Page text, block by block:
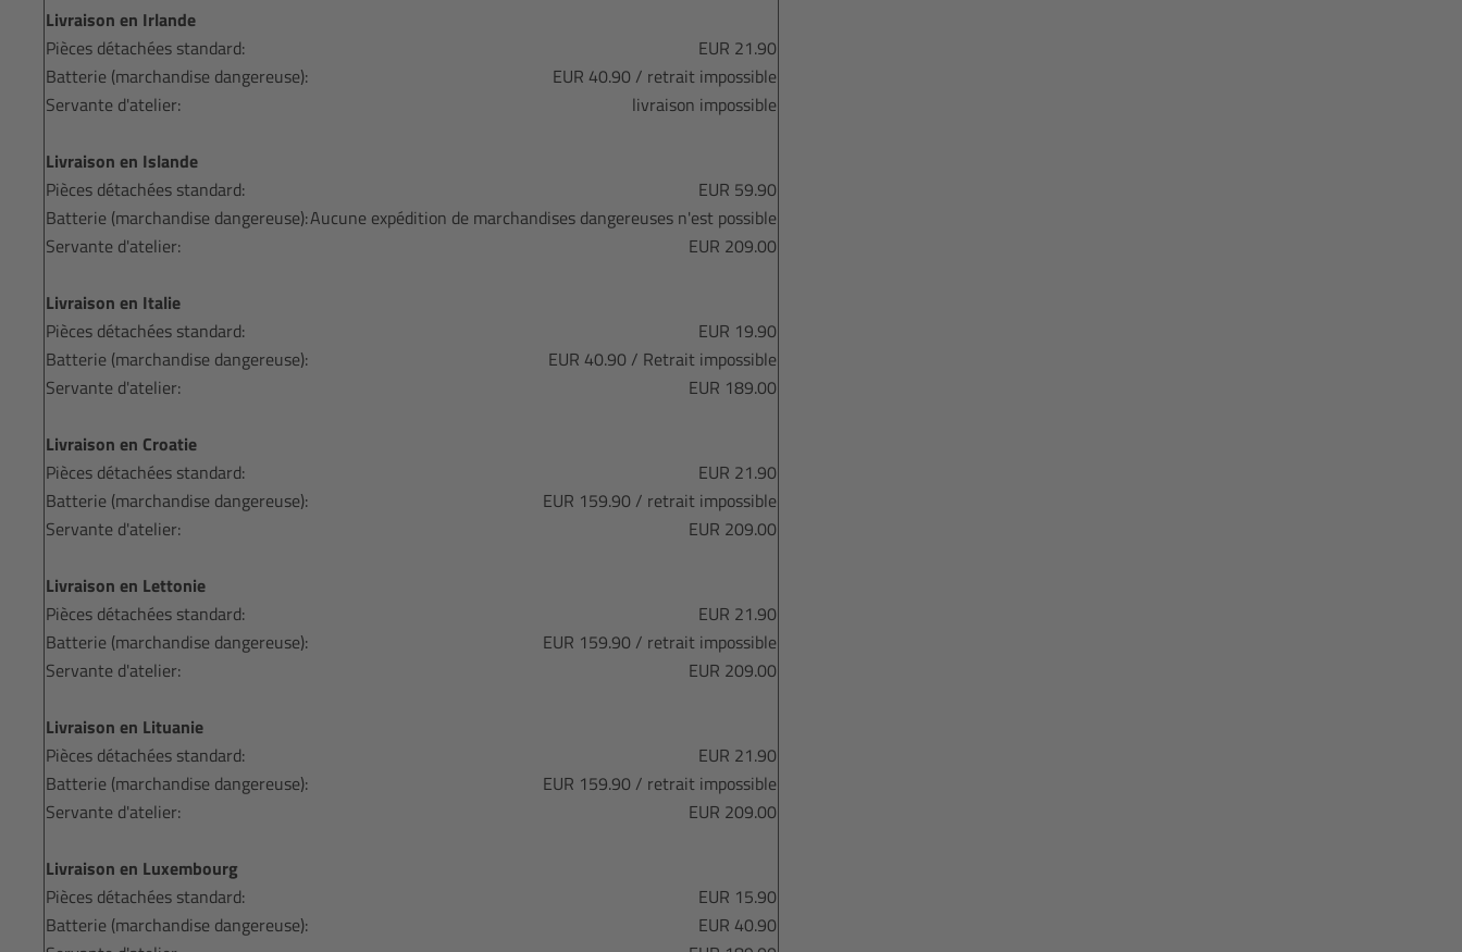
Livraison en Irlande
Pièces détachées standard:
EUR 21.90
Batterie (marchandise dangereuse):
EUR 40.90 / retrait impossible
Servante d'atelier:
livraison impossible
Livraison en Islande
Pièces détachées standard:
EUR 59.90
Batterie (marchandise dangereuse):Aucune expédition de marchandises dangereuses n'est possible
Servante d'atelier:
EUR 209.00
Livraison en Italie
Pièces détachées standard:
EUR 19.90
Batterie (marchandise dangereuse):
EUR 40.90 / Retrait impossible
Servante d'atelier:
EUR 189.00
Livraison en Croatie
Pièces détachées standard:
EUR 21.90
Batterie (marchandise dangereuse):
EUR 159.90 / retrait impossible
Servante d'atelier:
EUR 209.00
Livraison en Lettonie
Pièces détachées standard:
EUR 21.90
Batterie (marchandise dangereuse):
EUR 159.90 / retrait impossible
Servante d'atelier:
EUR 209.00
Livraison en Lituanie
Pièces détachées standard:
EUR 21.90
Batterie (marchandise dangereuse):
EUR 159.90 / retrait impossible
Servante d'atelier:
EUR 209.00
Livraison en Luxembourg
Pièces détachées standard:
EUR 15.90
Batterie (marchandise dangereuse):
EUR 40.90